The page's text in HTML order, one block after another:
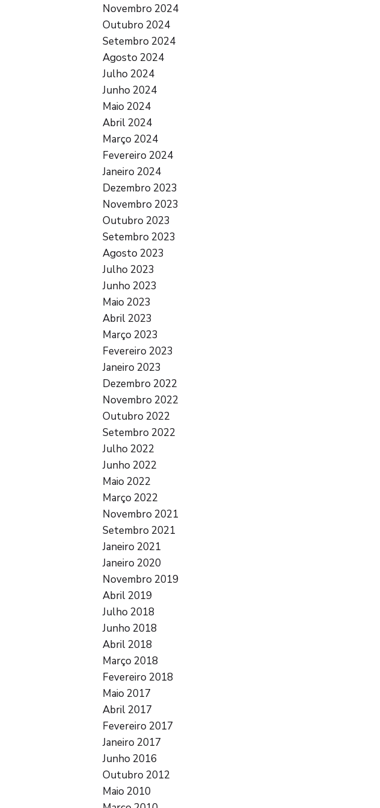
Novembro 2024
Outubro 2024
Setembro 2024
Agosto 2024
Julho 2024
Junho 2024
Maio 2024
Abril 2024
Março 2024
Fevereiro 2024
Janeiro 2024
Dezembro 2023
Novembro 2023
Outubro 2023
Setembro 2023
Agosto 2023
Julho 2023
Junho 2023
Maio 2023
Abril 2023
Março 2023
Fevereiro 2023
Janeiro 2023
Dezembro 2022
Novembro 2022
Outubro 2022
Setembro 2022
Julho 2022
Junho 2022
Maio 2022
Março 2022
Novembro 2021
Setembro 2021
Janeiro 2021
Janeiro 2020
Novembro 2019
Abril 2019
Julho 2018
Junho 2018
Abril 2018
Março 2018
Fevereiro 2018
Maio 2017
Abril 2017
Fevereiro 2017
Janeiro 2017
Junho 2016
Outubro 2012
Maio 2010